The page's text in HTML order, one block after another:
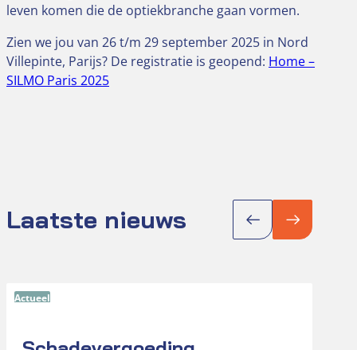
leven komen die de optiekbranche gaan vormen.
Zien we jou van 26 t/m 29 september 2025 in Nord
Villepinte, Parijs? De registratie is geopend: Home –
SILMO Paris 2025
Laatste nieuws
Actueel